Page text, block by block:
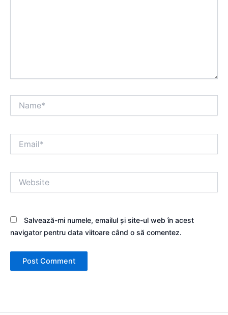
Salvează-mi numele, emailul și site-ul web în acest
navigator pentru data viitoare când o să comentez.